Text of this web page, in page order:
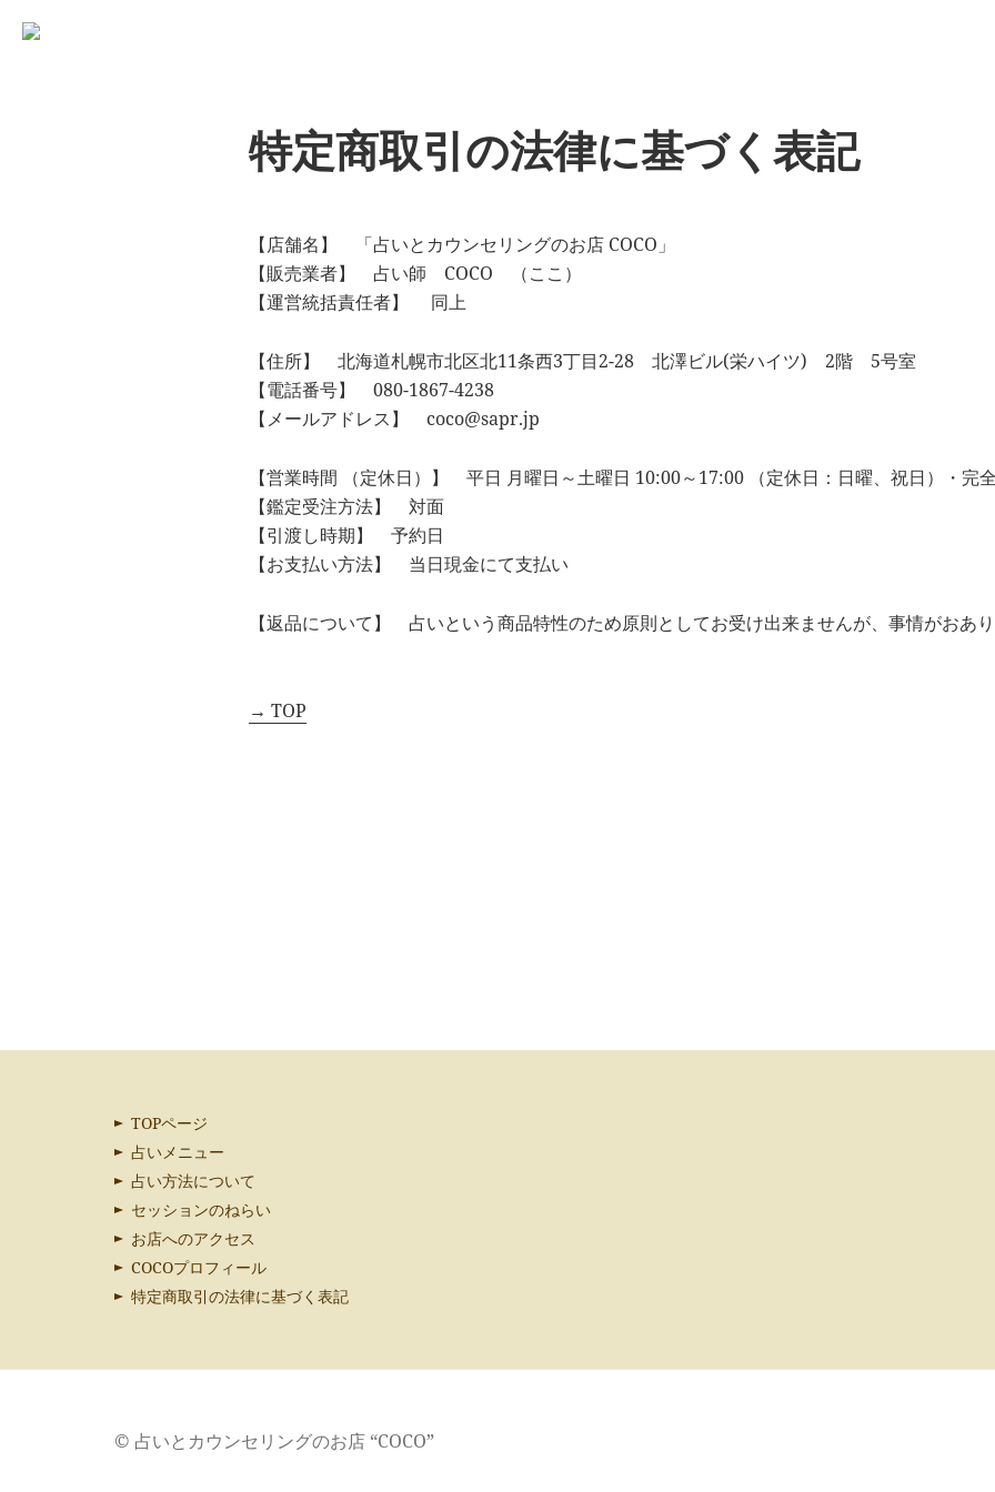
特定商取引の法律に基づく表記
【店舗名】 「占いとカウンセリングのお店 COCO」
【販売業者】 占い師 COCO （ここ）
【運営統括責任者】 同上
【住所】 北海道札幌市北区北11条西3丁目2-28 北澤ビル(栄ハイツ) 2階 5号室
【電話番号】 080-1867-4238
【メールアドレス】 coco@sapr.jp
【営業時間 （定休日）】 平日 月曜日～土曜日 10:00～17:00 （定休日：日曜、祝日）・完
【鑑定受注方法】 対面
【引渡し時期】 予約日
【お支払い方法】 当日現金にて支払い
【返品について】 占いという商品特性のため原則としてお受け出来ませんが、事情がおあり
→ TOP
TOPページ
占いメニュー
占い方法について
セッションのねらい
お店へのアクセス
COCOプロフィール
特定商取引の法律に基づく表記
© 占いとカウンセリングのお店 “COCO”